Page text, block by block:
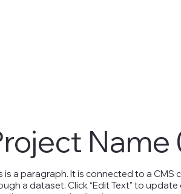
Name
is a paragraph. It is connected to a CMS
a dataset. Click “Edit Text” to